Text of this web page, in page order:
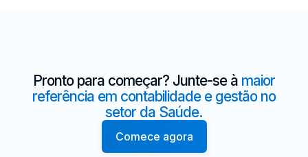
Pronto para começar? Junte-se à maior
referência em contabilidade e gestão no
setor da Saúde.
Comece agora